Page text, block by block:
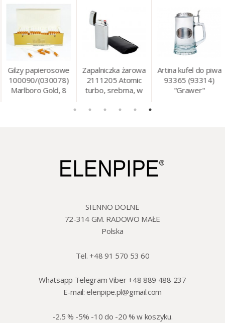
Gilzy papierosowe
100090/(030078)
Marlboro Gold, 8
Zapalniczka żarowa
2111205 Atomic
turbo, srebrna, w
Artina kufel do piwa
93365 (93314)
"Grawer"
SIENNO DOLNE
72-314 GM. RADOWO MAŁE
Polska
Tel. +48 91 570 53 60
Whatsapp Telegram Viber +48 889 488 237
E-mail:elenpipe.pl@gmail.com
-2.5 % -5% -10 do -20 % w koszyku.